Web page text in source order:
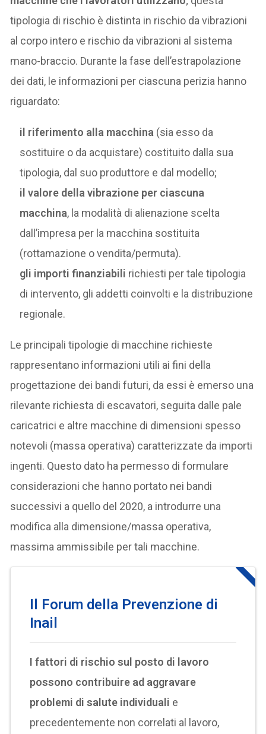
tipologia di rischio è distinta in rischio da vibrazioni
al corpo intero e rischio da vibrazioni al sistema
mano-braccio. Durante la fase dell’estrapolazione
dei dati, le informazioni per ciascuna perizia hanno
riguardato:
il riferimento alla macchina (sia esso da
sostituire o da acquistare) costituito dalla sua
tipologia, dal suo produttore e dal modello;
il valore della vibrazione per ciascuna
macchina, la modalità di alienazione scelta
dall’impresa per la macchina sostituita
(rottamazione o vendita/permuta).
gli importi finanziabili richiesti per tale tipologia
di intervento, gli addetti coinvolti e la distribuzione
regionale.
Le principali tipologie di macchine richieste
rappresentano informazioni utili ai fini della
progettazione dei bandi futuri, da essi è emerso una
rilevante richiesta di escavatori, seguita dalle pale
caricatrici e altre macchine di dimensioni spesso
notevoli (massa operativa) caratterizzate da importi
ingenti. Questo dato ha permesso di formulare
considerazioni che hanno portato nei bandi
successivi a quello del 2020, a introdurre una
modifica alla dimensione/massa operativa,
massima ammissibile per tali macchine.
Il Forum della Prevenzione di
Inail
I fattori di rischio sul posto di lavoro
possono contribuire ad aggravare
problemi di salute individuali e
precedentemente non correlati al lavoro,